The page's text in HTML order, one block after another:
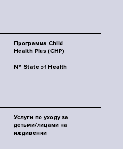
Программа Child
Health Plus (CHP)
NY State of Health
Услуги по уходу за
детьми/лицами на
иждивении